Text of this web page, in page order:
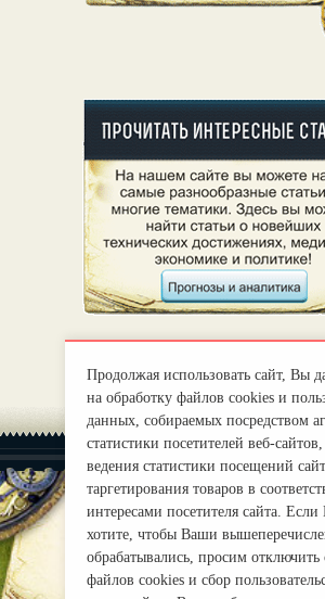
О нас
mirprognoz@mail.ru
Продолжая использовать сайт, Вы
на обработку файлов cookies и
данных, собираемых посредством
статистики посетителей веб-
ведения статистики посещений
таргетирования товаров в
интересами посетителя сайта.
хотите, чтобы Ваши
обрабатывались, просим отключить
файлов cookies и сбор